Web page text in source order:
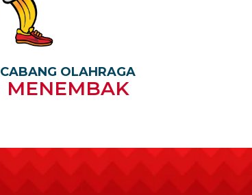
CABANG OLAHRAGA
MENEMBAK